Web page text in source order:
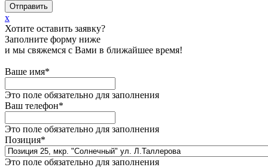
x
Хотите оставить заявку?
Заполните форму ниже
и мы свяжемся с Вами в ближайшее время!
Ваше имя*
Это поле обязательно для заполнения
Ваш телефон*
Это поле обязательно для заполнения
Позиция*
Это поле обязательно для заполнения